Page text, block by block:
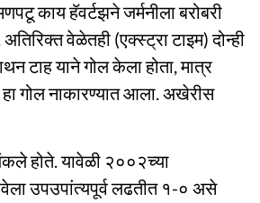
काय हॅवर्टझने जर्मनीला बरोबरी
अतिरिक्त वेळेतही (एक्स्ट्रा टाइम) दोन्ही
टाह याने गोल केला होता, मात्र
हा गोल नाकारण्यात आला. अखेरीस
होते. यावेळी २००२च्या
उपउपांत्यपूर्व लढतीत १-० असे